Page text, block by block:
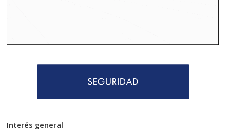
Interés general